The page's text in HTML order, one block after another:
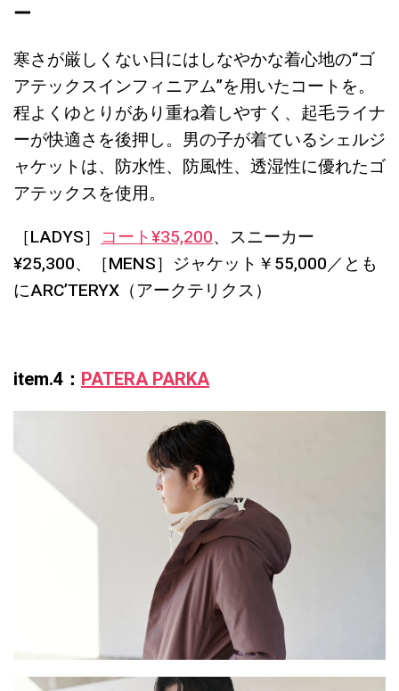
ー
寒さが厳しくない日にはしなやかな着心地の“ゴ
アテックスインフィニアム”を用いたコートを。
程よくゆとりがあり重ね着しやすく、起毛ライナ
ーが快適さを後押し。男の子が着ているシェルジ
ャケットは、防水性、防風性、透湿性に優れたゴ
アテックスを使用。
［LADYS］ コート¥35,200、スニーカー
¥25,300、［MENS］ジャケット￥55,000／とも
にARC’TERYX（アークテリクス）
item.4： PATERA PARKA